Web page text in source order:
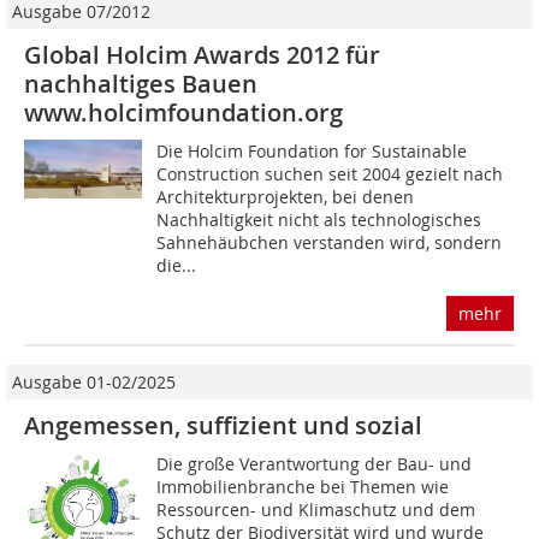
Ausgabe 07/2012
Global Holcim Awards 2012 für
nachhaltiges Bauen
www.holcimfoundation.org
Die Holcim Foundation for Sustainable
Construction suchen seit 2004 gezielt nach
Architekturprojekten, bei denen
Nachhaltigkeit nicht als technologisches
Sahnehäubchen verstanden wird, sondern
die...
mehr
Ausgabe 01-02/2025
Angemessen, suffizient und sozial
Die große Verantwortung der Bau- und
Immobilienbranche bei Themen wie
Ressourcen- und Klimaschutz und dem
Schutz der Biodiversität wird und wurde